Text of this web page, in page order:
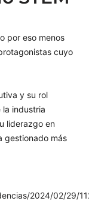
por eso menos
cuyo
y su rol
industria
liderazgo en
gestionado más
2024/02/29/